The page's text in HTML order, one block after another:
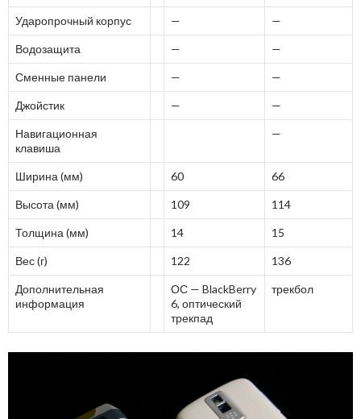
Ударопрочный корпус — —
Водозащита — —
Сменные панели — —
Джойстик — —
Навигационная
клавиша
—
Ширина (мм) 60 66
Высота (мм) 109 114
Толщина (мм) 14 15
Вес (г) 122 136
Дополнительная
информация
ОС — BlackBerry
6, оптический
трекпад
трекбол